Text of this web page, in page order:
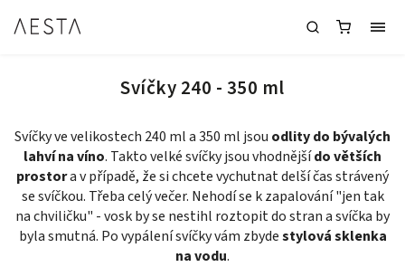
Svíčky 240 - 350 ml
Svíčky ve velikostech 240 ml a 350 ml jsou odlity do bývalých
lahví na víno. Takto velké svíčky jsou vhodnějšído větších
prostora v případě, že si chcete vychutnat delší čas strávený
se svíčkou. Třeba celý večer. Nehodí se k zapalování "jen tak
na chviličku" - vosk by se nestihl roztopit do stran a svíčka by
byla smutná. Po vypálení svíčky vám zbydestylová sklenka
na vodu.